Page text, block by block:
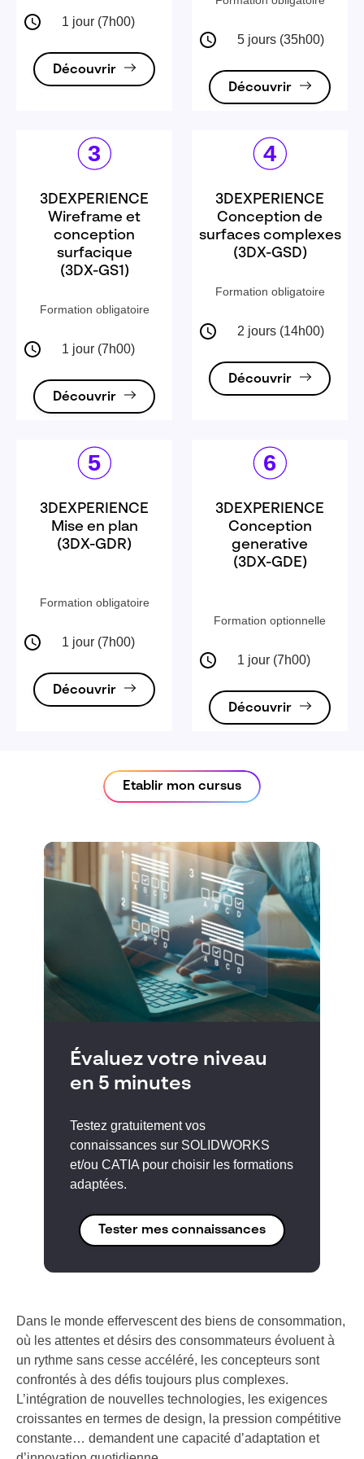
1 jour (7h00)
Découvrir
5 jours (35h00)
Découvrir
3DEXPERIENCE
Wireframe et
conception
surfacique
(3DX-GS1)
Formation obligatoire
1 jour (7h00)
Découvrir
3DEXPERIENCE
Conception de
surfaces complexes
(3DX-GSD)
Formation obligatoire
2 jours (14h00)
Découvrir
3DEXPERIENCE
Mise en plan
(3DX-GDR)
Formation obligatoire
1 jour (7h00)
Découvrir
3DEXPERIENCE
Conception
generative
(3DX-GDE)
Formation optionnelle
1 jour (7h00)
Découvrir
Etablir mon cursus
Évaluez votre niveau
en 5 minutes
Testez gratuitement vos
connaissances sur SOLIDWORKS
et/ou CATIA pour choisir les formations
adaptées.
Tester mes connaissances
Dans le monde effervescent des biens de consommation,
où les attentes et désirs des consommateurs évoluent à
un rythme sans cesse accéléré, les concepteurs sont
confrontés à des défis toujours plus complexes.
L’intégration de nouvelles technologies, les exigences
croissantes en termes de design, la pression compétitive
constante… demandent une capacité d’adaptation et